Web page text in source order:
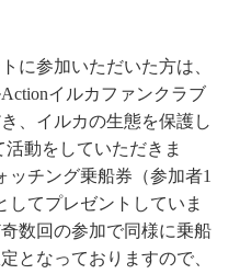
に参加いただいた方は、
イルカファンクラブ
、イルカの生態を保護し
動をしていただきま
ッチング乗船券（参加者1
してプレゼントしていま
数回の参加で同様に乗船
となっておりますので、